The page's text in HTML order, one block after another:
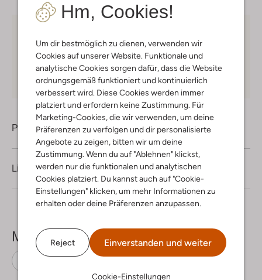
Hm, Cookies!
Um dir bestmöglich zu dienen, verwenden wir
Cookies auf unserer Website. Funktionale und
analytische Cookies sorgen dafür, dass die Website
ordnungsgemäß funktioniert und kontinuierlich
verbessert wird. Diese Cookies werden immer
platziert und erfordern keine Zustimmung. Für
Marketing-Cookies, die wir verwenden, um deine
Präferenzen zu verfolgen und dir personalisierte
Angebote zu zeigen, bitten wir um deine
Zustimmung. Wenn du auf "Ablehnen" klickst,
werden nur die funktionalen und analytischen
Cookies platziert. Du kannst auch auf "Cookie-
Einstellungen" klicken, um mehr Informationen zu
erhalten oder deine Präferenzen anzupassen.
Reject Einverstanden und weiter
Cookie-Einstellungen
Mitglieder in Deutschland
Kauf auf Rechnung 30 TagenRückgaberecht
Produktinformation
Lieferung & Rückgabe
Mehr sehen